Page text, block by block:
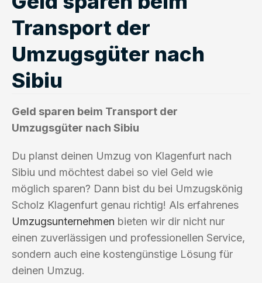
Transport der
Umzugsgüter nach
Sibiu
Geld sparen beim Transport der
Umzugsgüter nach Sibiu
Du planst deinen Umzug von Klagenfurt nach
Sibiu und möchtest dabei so viel Geld wie
möglich sparen? Dann bist du bei Umzugskönig
Scholz Klagenfurt genau richtig! Als erfahrenes
Umzugsunternehmen bieten wir dir nicht nur
einen zuverlässigen und professionellen Service,
sondern auch eine kostengünstige Lösung für
deinen Umzug.